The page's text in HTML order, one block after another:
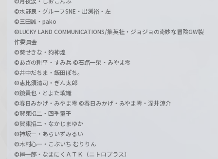
©水野良・グループSNE・出渕裕・左
©三田誠・pako
©LUCKY LAND COMMUNICATIONS/集英社・ジョジョの奇妙な冒険GW製
作委員会
©葵せきな・狗神煌
©あざの耕平・すみ兵 ©石踏一榮・みやま零
©井中だちま・飯田ぽち。
©恵比須清司・ぎん太郎
©鏡貴也・とよた瑣織
©春日みかげ・みやま零 ©春日みかげ・みやま零・深井涼介
©賀東招二・四季童子
©賀東招二・なかじまゆか
©神坂一・あらいずみるい
©木村心一・こぶいち むりりん
©榊一郎・なまにくＡＴＫ（ニトロプラス）